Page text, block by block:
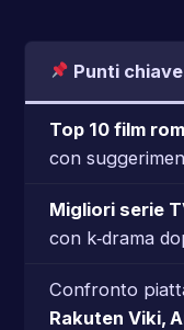
Punti
Top 10 film
con
Migliori serie
con k‑drama
Confronto
Rakuten Viki,